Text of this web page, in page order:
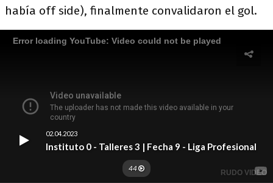
había off side), finalmente convalidaron el gol.